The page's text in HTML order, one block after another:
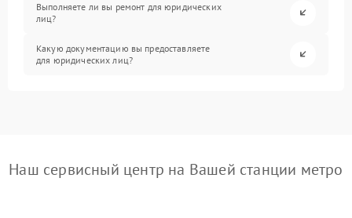
Выполняете ли вы ремонт для юридических
лиц?
Какую документацию вы предоставляете
для юридических лиц?
Наш сервисный центр на Вашей станции метро